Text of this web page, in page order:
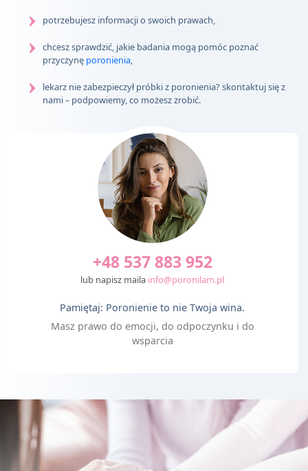
potrzebujesz informacji o swoich prawach,
chcesz sprawdzić, jakie badania mogą pomóc poznać
przyczynę poronienia,
lekarz nie zabezpieczył próbki z poronienia? skontaktuj się z
nami – podpowiemy, co możesz zrobić.
+48 537 883 952
lub napisz maila info@poronilam.pl
Pamiętaj: Poronienie to nie Twoja wina.
Masz prawo do emocji, do odpoczynku i do
wsparcia